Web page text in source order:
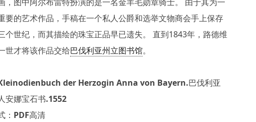
要的艺术作品，手稿在一个私人公爵和选举文物商会手上保存
个世纪，而其描绘的珠宝正品早已遗失。 直到1843年，路德维
世才将该作品交给巴伐利亚州立图书馆。
der Herzogin Anna von Bayern.巴伐利亚
安娜宝石书.1552
：PDF高清